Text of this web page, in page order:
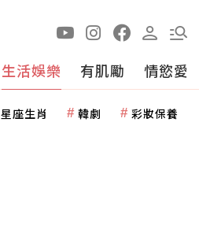
生活娛樂 有肌勵 情慾愛
星座生肖 韓劇 彩妝保養